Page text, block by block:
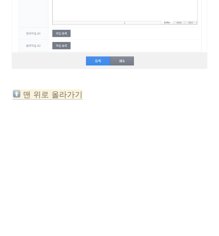
맨 위로 올라가기